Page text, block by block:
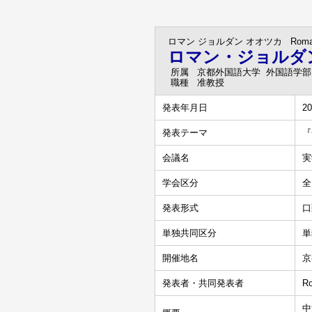
ロマン ジョルダン オオツカ
ロマン・ジョルダ
所属
京都外国語大学 外国語学
職種
准教授
発表年月日
発表テーマ
会議名
学会区分
発表形式
単独共同区分
開催地名
発表者・共同発表者